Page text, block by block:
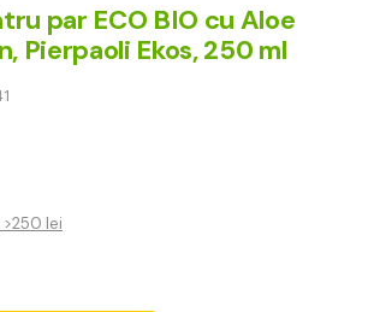
par ECO BIO cu Aloe
Pierpaoli Ekos, 250 ml
>250 lei